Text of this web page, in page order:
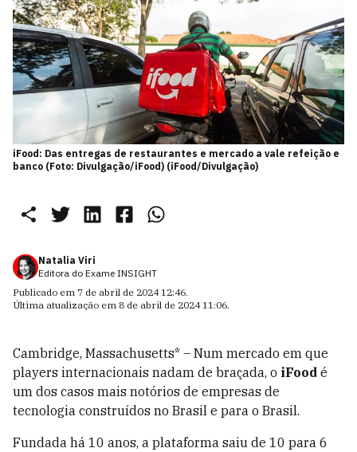
iFood: Das entregas de restaurantes e mercado a vale refeição e
banco (Foto: Divulgação/iFood) (iFood/Divulgação)
Natalia Viri
Editora do Exame INSIGHT
Publicado em 7 de abril de 2024 12:46.
Última atualização em 8 de abril de 2024 11:06.
Cambridge, Massachusetts* – Num mercado em que
players internacionais nadam de braçada, o iFood é
um dos casos mais notórios de empresas de
tecnologia construídos no Brasil e para o Brasil.
Fundada há 10 anos, a plataforma saiu de 10 para 6